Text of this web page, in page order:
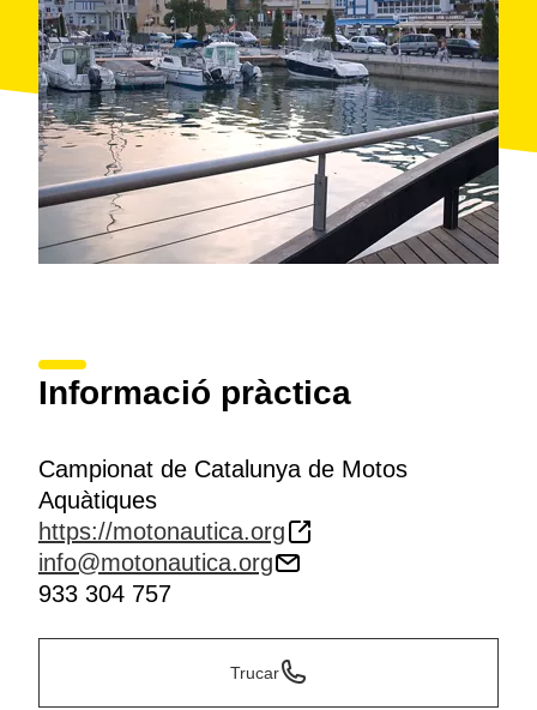
Informació pràctica
Campionat de Catalunya de Motos
Aquàtiques
https://motonautica.org
info@motonautica.org
933 304 757
Trucar